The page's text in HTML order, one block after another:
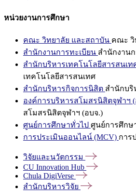
หน่วยงานการศึกษา
คณะ วิทยาลัย และสถาบัน คณะ วิ
สำนักงานการทะเบียน สำนักงาน
สำนักบริหารเทคโนโลยีสารสนเท
เทคโนโลยีสารสนเทศ
สำนักบริหารกิจการนิสิต สำนักบริ
องค์การบริหารสโมสรนิสิตจุฬาฯ
สโมสรนิสิตจุฬาฯ (อบจ.)
ศูนย์การศึกษาทั่วไป ศูนย์การศึกษ
การประเมินออนไลน์ (MCV) การ
วิจัยและนวัตกรรม
CU Innovation Hub
Chula DigiVerse
สำนักบริหารวิจัย